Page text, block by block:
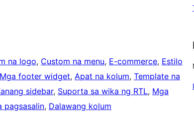
na logo, Custom na menu, E-commerce, Estilo
Mga footer widget, Apat na kolum, Template na
sidebar, Suporta sa wika ng RTL, Mga
pagsasalin, Dalawang kolum